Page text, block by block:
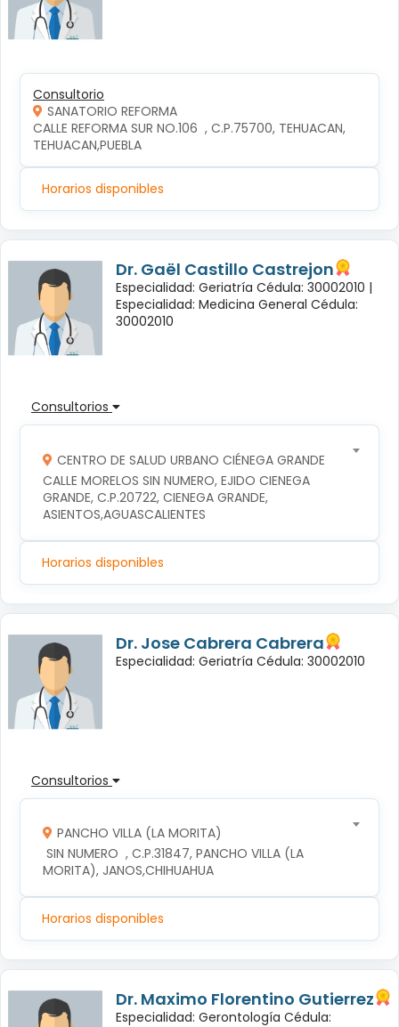
Consultorio
SANATORIO REFORMA
CALLE REFORMA SUR NO.106  , C.P.75700, TEHUACAN,
TEHUACAN,PUEBLA
Horarios disponibles
Dr. Gaël Castillo Castrejon
Especialidad: Geriatría Cédula: 30002010 |
Especialidad: Medicina General Cédula:
30002010
Consultorios
CENTRO DE SALUD URBANO CIÉNEGA GRANDE
CALLE MORELOS SIN NUMERO, EJIDO CIENEGA
GRANDE, C.P.20722, CIENEGA GRANDE,
ASIENTOS,AGUASCALIENTES
Horarios disponibles
Dr. Jose Cabrera Cabrera
Especialidad: Geriatría Cédula: 30002010
Consultorios
PANCHO VILLA (LA MORITA)
MORITA), JANOS,CHIHUAHUA
Horarios disponibles
Dr. Maximo Florentino Gutierrez
Especialidad: Gerontología Cédula: